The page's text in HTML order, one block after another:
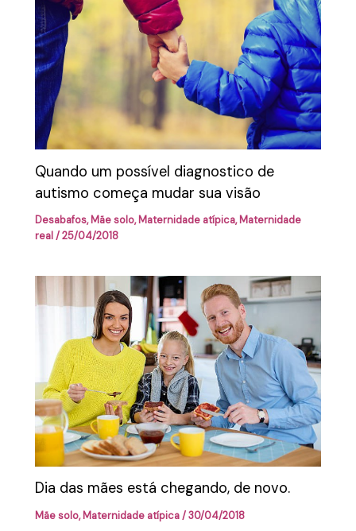
Quando um possível diagnostico de
autismo começa mudar sua visão
Desabafos,Mãe solo,Maternidade atípica,Maternidade
real/25/04/2018
Dia das mães está chegando, de novo.
Mãe solo,Maternidade atípica/30/04/2018